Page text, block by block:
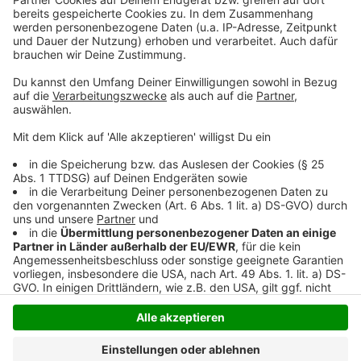
Anzeige
so lustig wie immer.
Anzeige
Anzeige
Anzeige